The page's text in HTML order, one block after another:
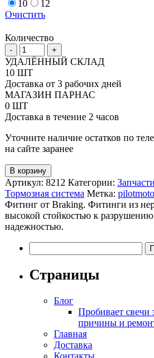
10
12
Очистить
Количество
-
Количество
товара
Фитинг
40
град.,
плоский,
сталь
+
УДАЛЁННЫЙ СКЛАД
10 ШТ
Доставка от 3 рабочих дней
МАГАЗИН ПАРНАС
0 ШТ
Доставка в течение 2 часов
Уточните наличие остатков по
на сайте заранее
В корзину
Артикул: 8212 Категории:
Тормозная система Метка: pilotmoto
Фитинг от Braking. Фитинги из
высокой стойкостью к
надежностью.
Страницы
Блог
Пробивает
причины и
Главная
Доставка